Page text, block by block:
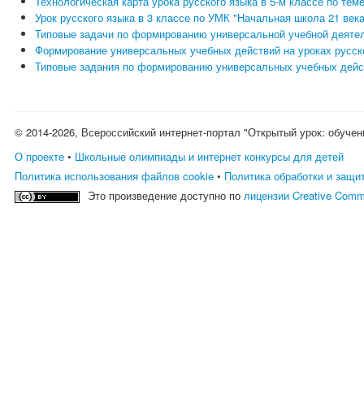
Урок русского языка в 3 классе по УМК "Начальная школа 21
Типовые задачи по формированию универсальной учебной
Формирование универсальных учебных действий на уроках
Типовые задания по формированию универсальных учебных
© 2014-2026, Всероссийский интернет-портал "Открытый урок:
О проекте• Школьные олимпиады и интернет конкурсы для детей
Политика использования файлов cookie• Политика обработки и
Это произведение доступно по лицензии Creative